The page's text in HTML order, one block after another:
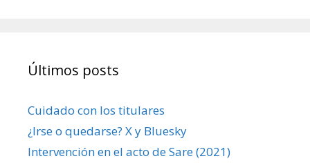
Últimos posts
Cuidado con los titulares
¿Irse o quedarse? X y Bluesky
Intervención en el acto de Sare (2021)